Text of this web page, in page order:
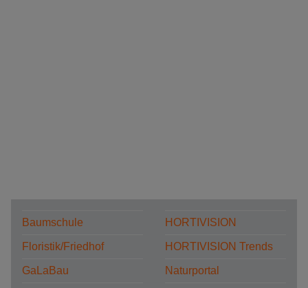
Baumschule
Floristik/Friedhof
GaLaBau
HORTIVISION
HORTIVISION Trends
Naturportal